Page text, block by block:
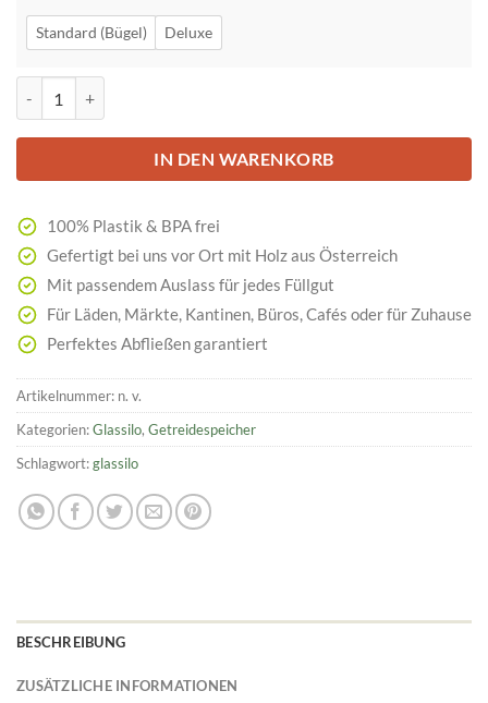
Standard (Bügel) Deluxe
IN DEN WARENKORB
100% Plastik & BPA frei
Gefertigt bei uns vor Ort mit Holz aus Österreich
Mit passendem Auslass für jedes Füllgut
Für Läden, Märkte, Kantinen, Büros, Cafés oder für Zuhause
Perfektes Abfließen garantiert
Artikelnummer: n. v.
Kategorien:Glassilo, Getreidespeicher
Schlagwort:glassilo
BESCHREIBUNG
ZUSÄTZLICHE INFORMATIONEN